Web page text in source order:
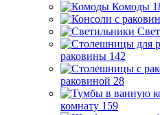
Комоды
раковины 142
раковиной 28
комнату 159